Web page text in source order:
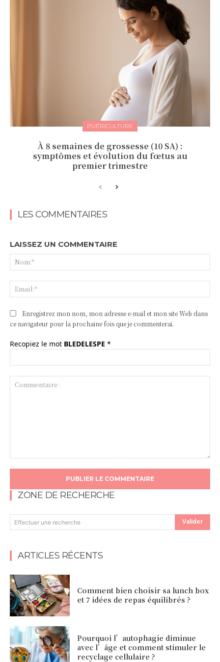
PUÉRICULTURE
À 8 semaines de grossesse (10 SA) :
symptômes et évolution du fœtus au
premier trimestre
LES COMMENTAIRES
LAISSEZ UN COMMENTAIRE
Enregistrez mon nom, mon adresse e-mail et mon site Web dans
ce navigateur pour la prochaine fois que je commenterai.
Recopiez le mot BLEDELESPE *
ZONE DE RECHERCHE
Effectuer une recherche Valider
ARTICLES RÉCENTS
Comment bien choisir sa lunch box
et 7 idées de repas équilibrés ?
Pourquoi l’autophagie diminue
avec l’âge et comment stimuler le
recyclage cellulaire ?